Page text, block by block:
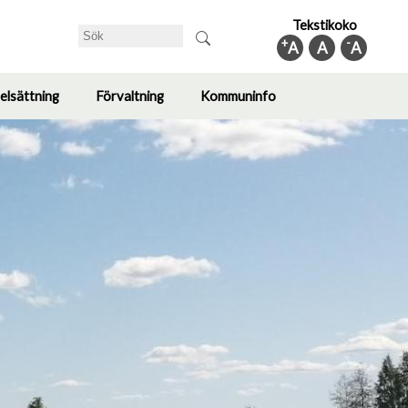
Sök Tekstikoko
-A
A
+A
Toggle
submenu
Förvaltning
Toggle
submenu
Kommuninfo
Toggle
submenu